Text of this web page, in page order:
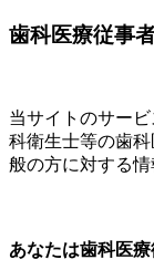
歯科医療従事
当サイトのサー
科衛生士等の歯
般の方に対する情
あなたは歯科医